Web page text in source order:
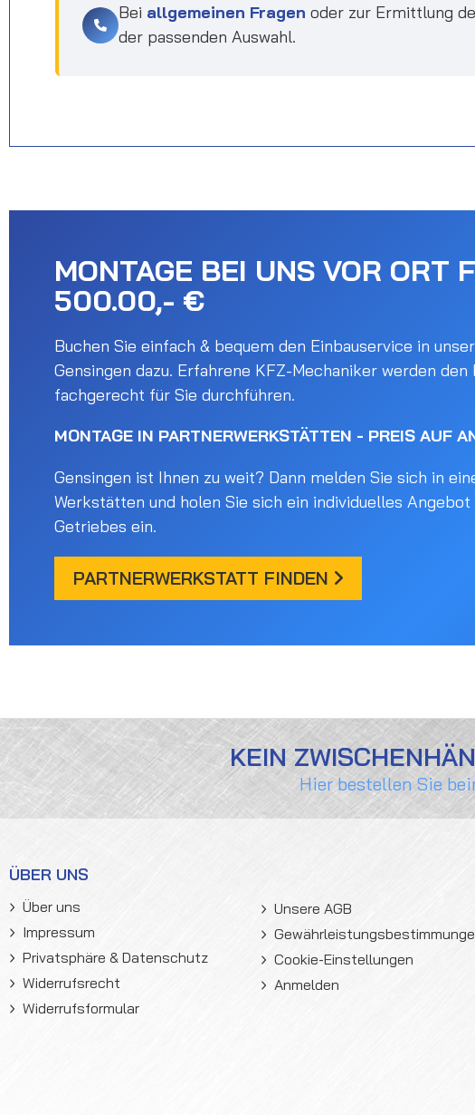
Bei allgemeinen Fragen oder zur Ermittlung
der passenden Auswahl.
MONTAGE BEI UNS VOR ORT
500.00,- €
Buchen Sie einfach & bequem den Einbauservice in
Gensingen dazu. Erfahrene KFZ-Mechaniker werden den
fachgerecht für Sie durchführen.
MONTAGE IN PARTNERWERKSTÄTTEN - PREIS AUF
Gensingen ist Ihnen zu weit? Dann melden Sie sich in
Werkstätten und holen Sie sich ein individuelles
Getriebes ein.
PARTNERWERKSTATT FINDEN
KEIN
Hier bestellen Sie
ÜBER UNS
Über uns
Impressum
Privatsphäre & Datenschutz
Widerrufsrecht
Widerrufsformular
Unsere AGB
Cookie-Einstellungen
Anmelden